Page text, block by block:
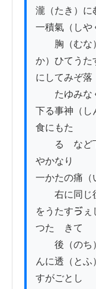
瀧（たき）に
一積氣（しや
胸（むな）
か）ひてうた
にしてみぞ落
たゆみなく
下る事神（し
食にもた
るゝなど下
やかなり
一かたの痛（
右に同じ後
をうたすゔぇ
つたゝきて
後（のち）
んに透（とふ
すがごとし